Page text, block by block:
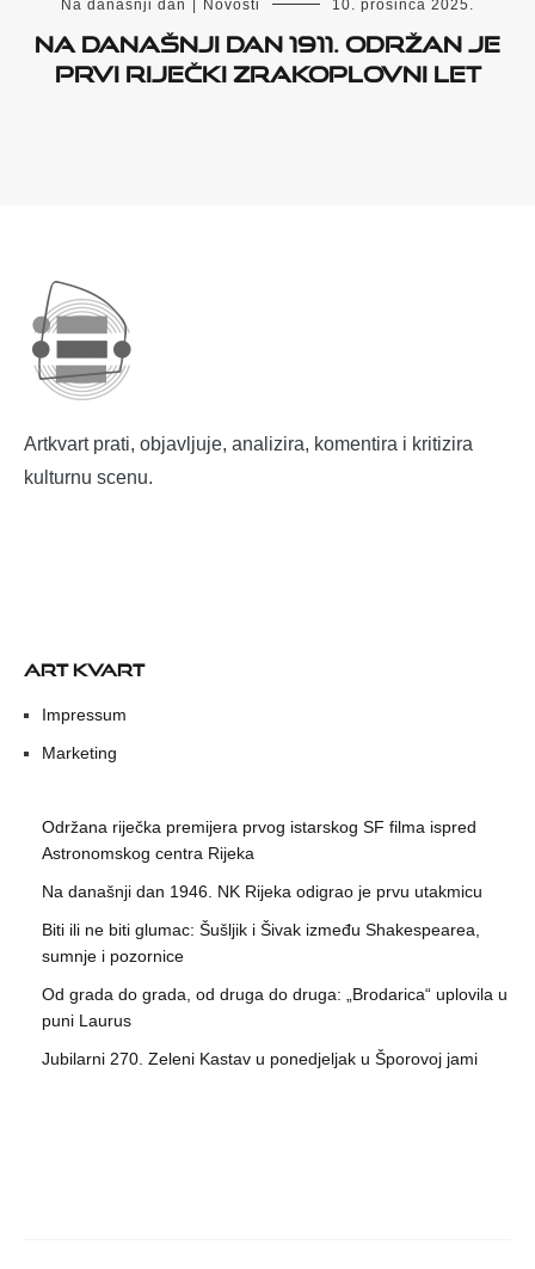
Na današnji dan Novosti 10. prosinca 2025.
Na današnji dan 1911. održan je
prvi riječki zrakoplovni let
Artkvart prati, objavljuje, analizira, komentira i kritizira
kulturnu scenu.
ART KVART
Impressum
Marketing
Održana riječka premijera prvog istarskog SF filma ispred
Astronomskog centra Rijeka
Na današnji dan 1946. NK Rijeka odigrao je prvu utakmicu
Biti ili ne biti glumac: Šušljik i Šivak između Shakespearea,
sumnje i pozornice
Od grada do grada, od druga do druga: „Brodarica“ uplovila u
puni Laurus
Jubilarni 270. Zeleni Kastav u ponedjeljak u Šporovoj jami